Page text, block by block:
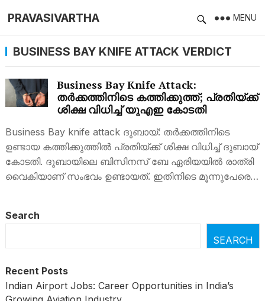
PRAVASIVARTHA MENU
BUSINESS BAY KNIFE ATTACK VERDICT
Business Bay Knife Attack:
തര്‍ക്കത്തിനിടെ കത്തിക്കുത്ത്; പ്രതിയ്ക്ക്
ശിക്ഷ വിധിച്ച് യുഎഇ കോടതി
Business Bay knife attack ദുബായ്: തര്‍ക്കത്തിനിടെ
ഉണ്ടായ കത്തിക്കുത്തില്‍ പ്രതിയ്ക്ക് ശിക്ഷ വിധിച്ച് ദുബായ്
കോടതി. ദുബായിലെ ബിസിനസ് ബേ ഏരിയയില്‍ രാത്രി
വൈകിയാണ് സംഭവം ഉണ്ടായത്. ഇതിനിടെ മൂന്നുപേരെ…
Search
SEARCH
Recent Posts
Indian Airport Jobs: Career Opportunities in India’s